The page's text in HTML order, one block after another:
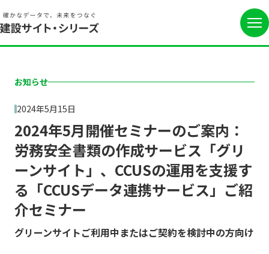
お知らせ
2024年5月15日
2024年5月開催セミナーのご案内：
労務安全書類の作成サービス「グリ
ーンサイト」、CCUSの運用を支援す
る「CCUSデータ連携サービス」ご紹
介セミナー
グリーンサイトご利用中またはご契約を検討中の方向け